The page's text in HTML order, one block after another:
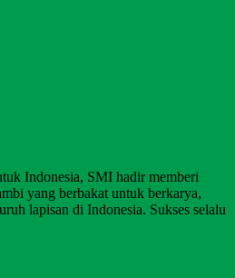
Indonesia, SMI hadir memberi
yang berbakat untuk berkarya,
lapisan di Indonesia. Sukses selalu